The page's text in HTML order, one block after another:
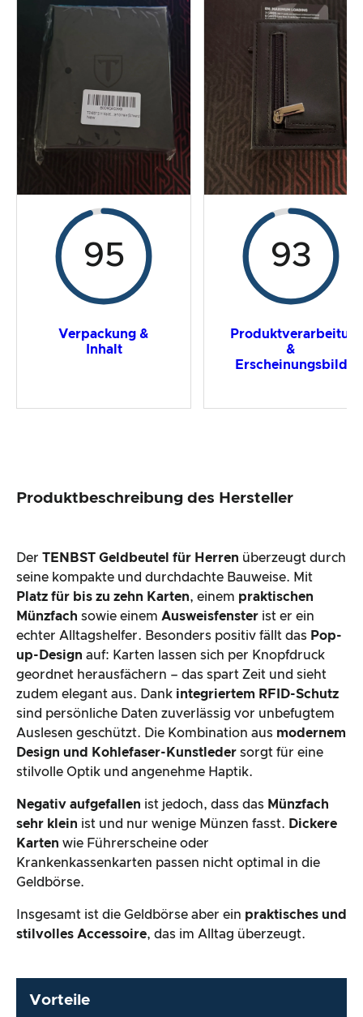
Preis-/ Leistungsverhältnis
Gesamtergebnis
95
Verpackung &
Inhalt
93
&
Erscheinungsbild
Produktbeschreibung des Hersteller
Der TENBST Geldbeutel für Herren überzeugt durch
seine kompakte und durchdachte Bauweise. Mit
Platz für bis zu zehn Karten, einem praktischen
Münzfach sowie einem Ausweisfenster ist er ein
echter Alltagshelfer. Besonders positiv fällt das Pop-
up-Design auf: Karten lassen sich per Knopfdruck
geordnet herausfächern – das spart Zeit und sieht
zudem elegant aus. Dank integriertem RFID-Schutz
sind persönliche Daten zuverlässig vor unbefugtem
Auslesen geschützt. Die Kombination aus modernem
Design und Kohlefaser-Kunstleder sorgt für eine
stilvolle Optik und angenehme Haptik.
Negativ aufgefallen ist jedoch, dass das Münzfach
sehr klein ist und nur wenige Münzen fasst. Dickere
Karten wie Führerscheine oder
Krankenkassenkarten passen nicht optimal in die
Geldbörse.
Insgesamt ist die Geldbörse aber ein praktisches und
stilvolles Accessoire, das im Alltag überzeugt.
Vorteile